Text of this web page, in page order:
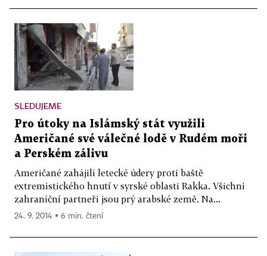
SLEDUJEME
Pro útoky na Islámský stát využili
Američané své válečné lodě v Rudém moři
a Perském zálivu
Američané zahájili letecké údery proti baště
extremistického hnutí v syrské oblasti Rakka. Všichni
zahraniční partneři jsou prý arabské země. Na...
24. 9. 2014 ▪ 6 min. čtení